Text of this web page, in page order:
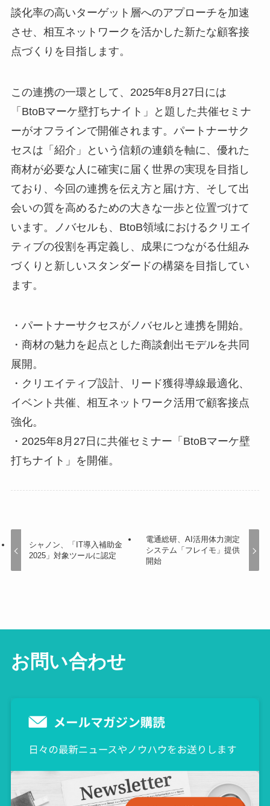
談化率の高いターゲット層へのアプローチを加速
させ、相互ネットワークを活かした新たな顧客接
点づくりを目指します。
この連携の一環として、2025年8月27日には
「BtoBマーケ壁打ちナイト」と題した共催セミナ
ーがオフラインで開催されます。パートナーサク
セスは「紹介」という信頼の連鎖を軸に、優れた
商材が必要な人に確実に届く世界の実現を目指し
ており、今回の連携を伝え方と届け方、そして出
会いの質を高めるための大きな一歩と位置づけて
います。ノバセルも、BtoB領域におけるクリエイ
ティブの役割を再定義し、成果につながる仕組み
づくりと新しいスタンダードの構築を目指してい
ます。
・パートナーサクセスがノバセルと連携を開始。
・商材の魅力を起点とした商談創出モデルを共同
展開。
・クリエイティブ設計、リード獲得導線最適化、
イベント共催、相互ネットワーク活用で顧客接点
強化。
・2025年8月27日に共催セミナー「BtoBマーケ壁
打ちナイト」を開催。
シャノン、「IT導入補助金
2025」対象ツールに認定
電通総研、AI活用体力測定
システム「フレイモ」提供
開始
お問い合わせ